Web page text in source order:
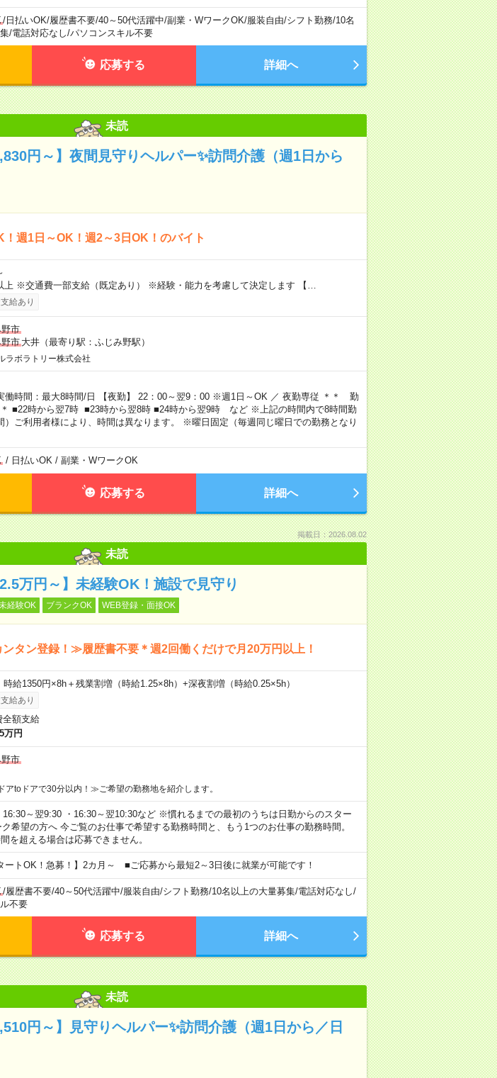
/日払いOK/履歴書不要/40～50代活躍中/副業・WワークOK/服装自由/シフト勤務/10名
/電話対応なし/パソコンスキル不要
応募する 詳細へ
未読
円～】夜間見守りヘルパー✨訪問介護（週1日から
！週1日～OK！週2～3日OK！のバイト
上 ※交通費一部支給（既定あり） ※経験・能力を考慮して決定します 【…
給あり
市
市大井（最寄り駅：ふじみ野駅）
ラボラトリー株式会社
働時間：最大8時間/日 【夜勤】 22：00～翌9：00 ※週1日～OK ／ 夜勤専従 ＊＊ 勤
■22時から翌7時 ■23時から翌8時 ■24時から翌9時 など ※上記の時間内で8時間勤
）ご利用者様により、時間は異なります。 ※曜日固定（毎週同じ曜日での勤務となり
/ 日払いOK / 副業・WワークOK
応募する 詳細へ
掲載日：2026.08.02
未読
万円～】未経験OK！施設で見守り
経験OK ブランクOK WEB登録・面接OK
タン登録！≫履歴書不要＊週2回働くだけで月20万円以上！
時給1350円×8h＋残業割増（時給1.25×8h）+深夜割増（時給0.25×5h）
給あり
全額支給
万円
市
アtoドアで30分以内！≫ご希望の勤務地を紹介します。
～翌9:30 ・16:30～翌10:30など ※慣れるまでの最初のうちは日勤からのスター
希望の方へ 今ご覧のお仕事で希望する勤務時間と、もう1つのお仕事の勤務時間。
を超える場合は応募できません。
ートOK！急募！】2カ月～ ■ご応募から最短2～3日後に就業が可能です！
/履歴書不要/40～50代活躍中/服装自由/シフト勤務/10名以上の大量募集/電話対応なし/
不要
応募する 詳細へ
未読
円～】見守りヘルパー✨訪問介護（週1日から／日